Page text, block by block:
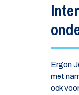
Ergon
met
ook